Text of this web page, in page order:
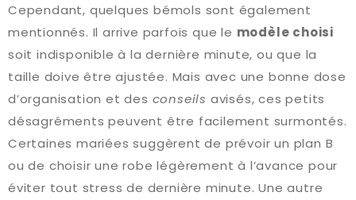
Cependant, quelques bémols sont également
mentionnés. Il arrive parfois que le modèle choisi
soit indisponible à la dernière minute, ou que la
taille doive être ajustée. Mais avec une bonne dose
d’organisation et des conseils avisés, ces petits
désagréments peuvent être facilement surmontés.
Certaines mariées suggèrent de prévoir un plan B
ou de choisir une robe légèrement à l’avance pour
éviter tout stress de dernière minute. Une autre